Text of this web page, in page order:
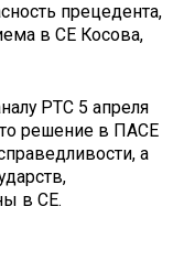
прецедента,
в СЕ Косова,
РТС 5 апреля
решение в ПАСЕ
а
в СЕ.